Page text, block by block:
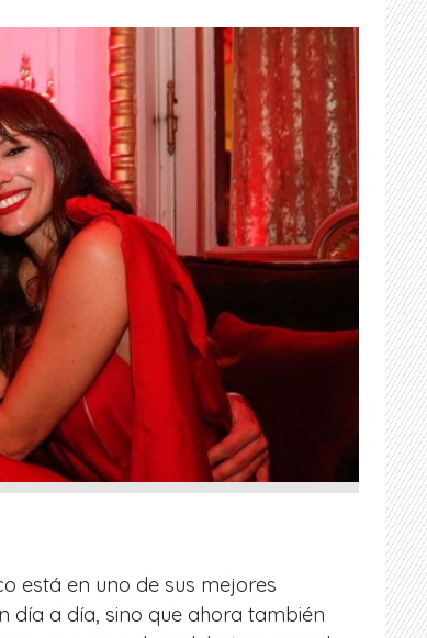
está en uno de sus mejores
día a día, sino que ahora también